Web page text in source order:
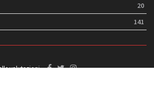
20
141
valutazioni